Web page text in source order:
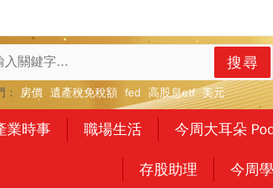
搜尋
： 房價 遺產稅免稅額 fed 高股息etf 美元
業時事 職場生活 今周大耳朵
存股助理 今周